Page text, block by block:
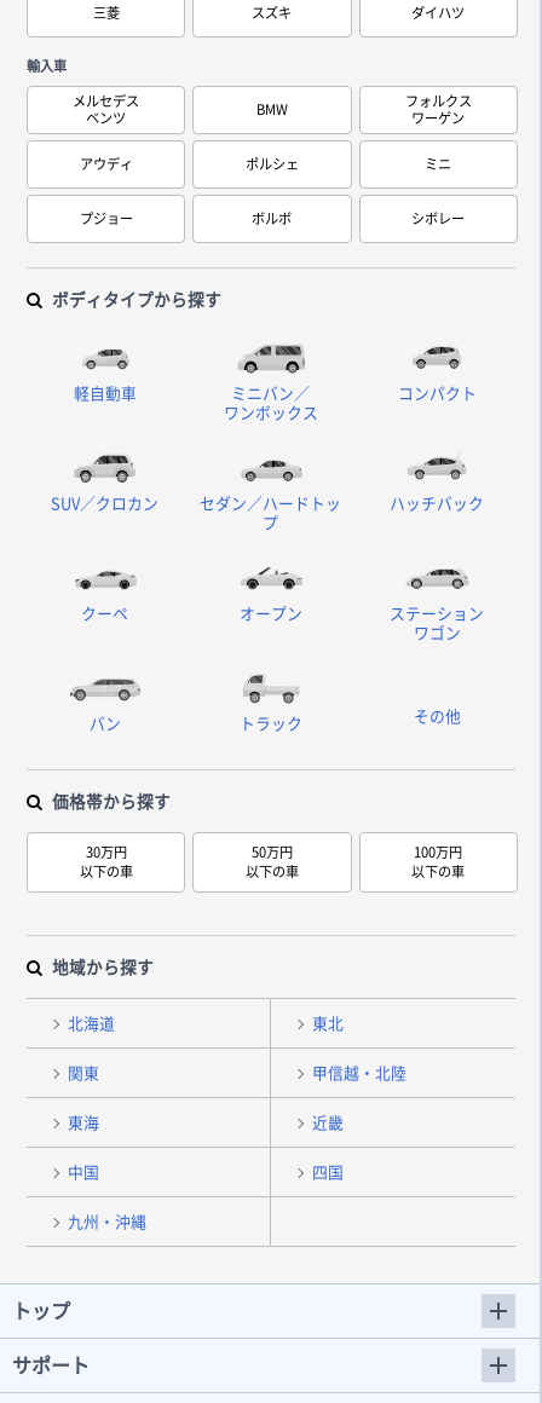
三菱 スズキ ダイハツ
輸入車
メルセデス
ベンツ
BMW
フォルクス
ワーゲン
アウディ ポルシェ ミニ
プジョー ボルボ シボレー
ボディタイプから探す
軽自動車
ミニバン／
ワンボックス
コンパクト
SUV／クロカン
セダン／ハードトッ
プ
ハッチバック
クーペ オープン
ステーション
ワゴン
バン トラック その他
価格帯から探す
30万円
以下の車
50万円
以下の車
100万円
以下の車
地域から探す
北海道 東北
関東 甲信越・北陸
東海 近畿
中国 四国
九州・沖縄
トップ
サポート